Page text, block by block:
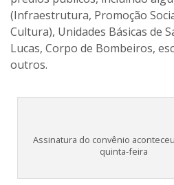
(Infraestrutura, Promoção
Cultura), Unidades Básicas de
Lucas, Corpo de Bombeiros,
outros.
Assinatura do convênio
quinta-feira